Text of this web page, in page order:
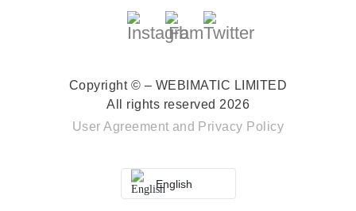
Copyright © – WEBIMATIC LIMITED
All rights reserved 2026
User Agreement and Privacy Policy
English